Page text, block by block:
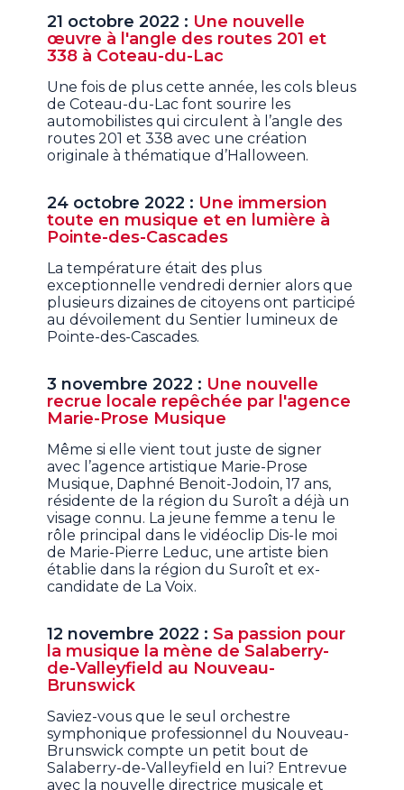
21 octobre 2022 : Une nouvelle
œuvre à l'angle des routes 201 et
338 à Coteau-du-Lac
Une fois de plus cette année, les cols bleus
de Coteau-du-Lac font sourire les
automobilistes qui circulent à l’angle des
routes 201 et 338 avec une création
originale à thématique d’Halloween.
24 octobre 2022 : Une immersion
toute en musique et en lumière à
Pointe-des-Cascades
La température était des plus
exceptionnelle vendredi dernier alors que
plusieurs dizaines de citoyens ont participé
au dévoilement du Sentier lumineux de
Pointe-des-Cascades.
3 novembre 2022 : Une nouvelle
recrue locale repêchée par l'agence
Marie-Prose Musique
Même si elle vient tout juste de signer
avec l’agence artistique Marie-Prose
Musique, Daphné Benoit-Jodoin, 17 ans,
résidente de la région du Suroît a déjà un
visage connu. La jeune femme a tenu le
rôle principal dans le vidéoclip Dis-le moi
de Marie-Pierre Leduc, une artiste bien
établie dans la région du Suroît et ex-
candidate de La Voix.
12 novembre 2022 :Sa passion pour
la musique la mène de Salaberry-
de-Valleyfield au Nouveau-
Brunswick
Saviez-vous que le seul orchestre
symphonique professionnel du Nouveau-
Brunswick compte un petit bout de
Salaberry-de-Valleyfield en lui? Entrevue
avec la nouvelle directrice musicale et